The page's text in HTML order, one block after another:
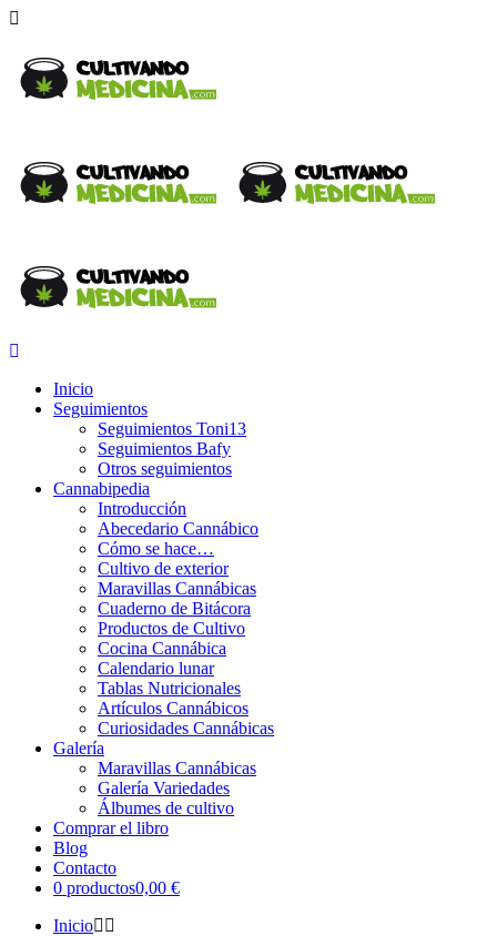
Inicio
Seguimientos
Seguimientos Toni13
Seguimientos Bafy
Otros seguimientos
Cannabipedia
Introducción
Abecedario Cannábico
Cómo se hace…
Cultivo de exterior
Maravillas Cannábicas
Cuaderno de Bitácora
Productos de Cultivo
Cocina Cannábica
Calendario lunar
Tablas Nutricionales
Artículos Cannábicos
Curiosidades Cannábicas
Galería
Maravillas Cannábicas
Galería Variedades
Álbumes de cultivo
Comprar el libro
Blog
Contacto
0 productos0,00 €
Inicio